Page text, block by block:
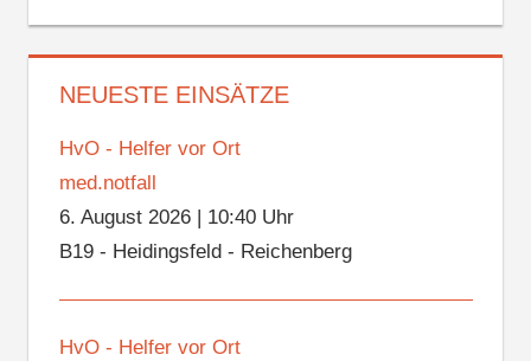
NEUESTE EINSÄTZE
HvO - Helfer vor Ort
med.notfall
6. August 2026| 10:40 Uhr
B19 - Heidingsfeld - Reichenberg
HvO - Helfer vor Ort